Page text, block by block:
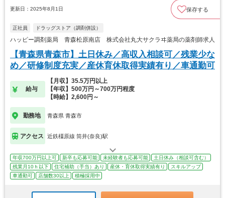
更新日：2025年8月1日 保存する
正社員 ドラッグストア（調剤併設）
ハッピー調剤薬局 青森松原南店 株式会社丸大サクラヰ薬局の薬剤師求人
【青森県青森市】土日休み／高収入相談可／残業少な
め／研修制度充実／産休育休取得実績有り／車通勤可
給与
【月収】35.5万円以上
【年収】500万円～700万円程度
【時給】2,600円～
勤務地 青森県 青森市
アクセス 近鉄橿原線 筒井(奈良)駅
年収700万円以上可 新卒も応募可能 未経験者も応募可能
土日休み（相談可含む）
残業月10ｈ以下
住宅補助（手当）あり 産休・育休取得実績有り
スキルアップ
車通勤可
店舗数30以上 積極採用中